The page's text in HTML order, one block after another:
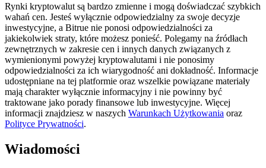
Zostań traderem kopiującym
transakcji
Rynki kryptowalut są bardzo zmienne i mogą doświadczać szybkich
wahań cen. Jesteś wyłącznie odpowiedzialny za swoje decyzje
inwestycyjne, a Bitrue nie ponosi odpowiedzialności za
jakiekolwiek straty, które możesz ponieść. Polegamy na źródłach
zewnętrznych w zakresie cen i innych danych związanych z
wymienionymi powyżej kryptowalutami i nie ponosimy
odpowiedzialności za ich wiarygodność ani dokładność. Informacje
udostępniane na tej platformie oraz wszelkie powiązane materiały
mają charakter wyłącznie informacyjny i nie powinny być
traktowane jako porady finansowe lub inwestycyjne. Więcej
informacji znajdziesz w naszych Warunkach Użytkowania oraz
Polityce Prywatności.
Wiadomości